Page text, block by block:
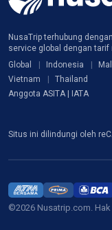
NusaTrip terhubung
service global dengan tarif
Global
Indonesia
Vietnam
Thailand
Anggota ASITA | IATA
Situs ini dilindungi oleh
©2026 Nusatrip.com.